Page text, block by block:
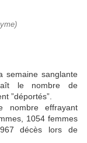
semaine sanglante
le nombre de
”déportés”.
effrayant
1054 femmes
décès lors de